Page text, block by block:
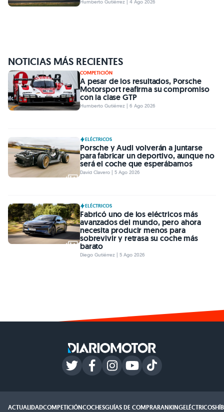
Humberto Gutiérrez | 4 Ago 2026
NOTICIAS MÁS RECIENTES
COMPETICIÓN
A pesar de los resultados, Porsche
Motorsport reafirma su compromiso
con la clase GTP
Humberto Gutiérrez | 6 Ago 2026
ELÉCTRICOS
Porsche y Audi volverán a juntarse
para fabricar un deportivo, aunque no
será el coche que esperábamos
David Clavero | 5 Ago 2026
ELÉCTRICOS
Fabricó uno de los eléctricos más
avanzados del mundo, pero ahora
necesita producir menos para
sobrevivir y retrasa su coche más
barato
Diego Gutiérrez | 5 Ago 2026
ACTUALIDADCOMPETICIÓNCOCHESGUÍAS DE COMPRARANKINGELÉCTRICOS